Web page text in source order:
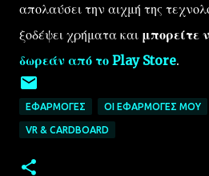
απολαύσει την αιχμή της
ξοδέψει χρήματα και μπορείτε
δωρεάν από το Play Store.
ΕΦΑΡΜΟΓΈΣ ΟΙ ΕΦΑΡΜΟΓΈΣ ΜΟΥ
VR & CARDBOARD